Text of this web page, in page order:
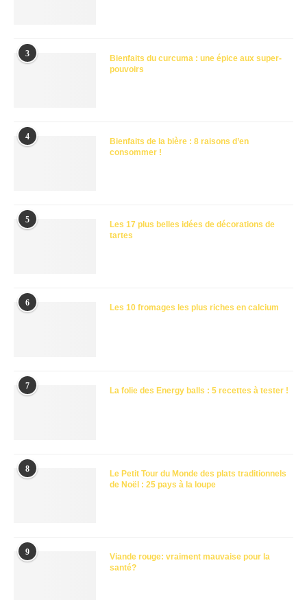
3
Bienfaits du curcuma : une épice aux super-
pouvoirs
4
Bienfaits de la bière : 8 raisons d’en
consommer !
5
Les 17 plus belles idées de décorations de
tartes
6 Les 10 fromages les plus riches en calcium
7 La folie des Energy balls : 5 recettes à tester !
8
Le Petit Tour du Monde des plats traditionnels
de Noël : 25 pays à la loupe
9
Viande rouge: vraiment mauvaise pour la
santé?